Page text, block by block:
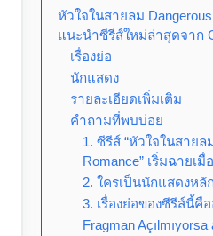
หัวใจในสายลม
แนะนำซีรีส์ใหม่ล่าสุดจาก
เรื่องย่อ
นักแสดง
รายละเอียดเพิ่มเติม
คำถามที่พบบ่อย
1. ซีรีส์ “หัวใจในสายล
Romance” เริ่มฉายเมื่
2. ใครเป็นนักแสดงหลั
3. เรื่องย่อของซีรีส์นี้คื
Fragman Açılmıyorsa